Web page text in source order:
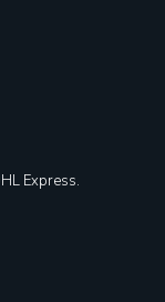
Express.